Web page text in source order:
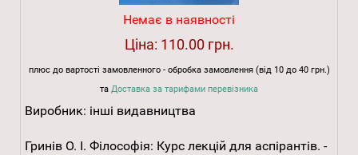
Немає в наявності
Ціна: 110.00 грн.
плюс до вартості замовленного - обробка замовлення (від 10 до 40 грн.)
та Доставка за тарифами перевізника
Виробник: інші видавництва
Гринів О. I. Філософія: Курс лекцій для аспірантів. -